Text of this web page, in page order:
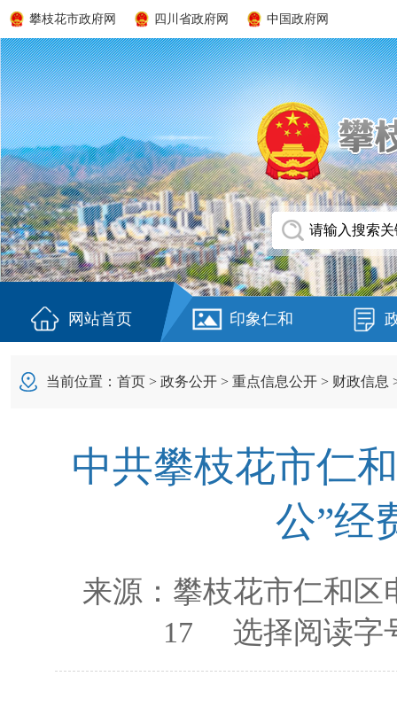
攀枝花市政府网 四川省政府网 中国政府网
网站首页 印象仁和
当前位置： 首页 > 政务公开 > 重点信息公开 > 财政信息
中共攀枝花市仁
公”经
来源： 攀枝花市仁和区
17 选择阅读字